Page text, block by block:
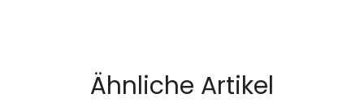
Ähnliche Artikel